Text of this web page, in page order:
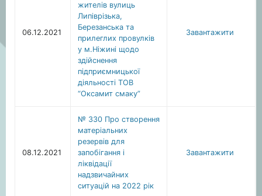
06.12.2021
жителів вулиць
Липіврізька,
Березанська та
прилеглих провулків
у м.Ніжині щодо
здійснення
підприємницької
діяльності ТОВ
“Оксамит смаку”
Завантажити
08.12.2021
№ 330 Про створення
матеріальних
резервів для
запобігання і
ліквідації
надзвичайних
ситуацій на 2022 рік
Завантажити